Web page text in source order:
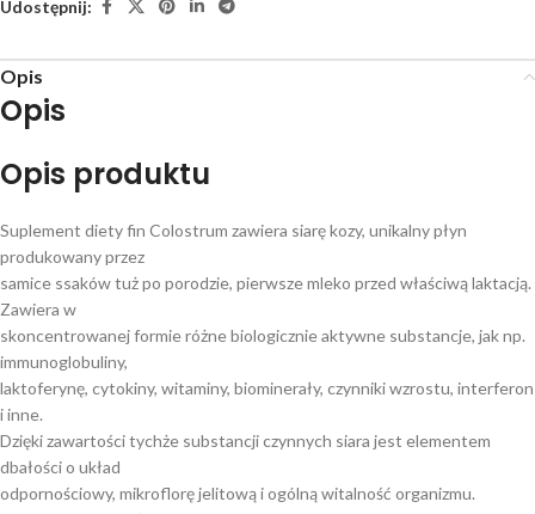
Udostępnij:
Opis
Opis
Opis produktu
Suplement diety fin Colostrum zawiera siarę kozy, unikalny płyn
produkowany przez
samice ssaków tuż po porodzie, pierwsze mleko przed właściwą laktacją.
Zawiera w
skoncentrowanej formie różne biologicznie aktywne substancje, jak np.
immunoglobuliny,
laktoferynę, cytokiny, witaminy, biominerały, czynniki wzrostu, interferon
i inne.
Dzięki zawartości tychże substancji czynnych siara jest elementem
dbałości o układ
odpornościowy, mikroflorę jelitową i ogólną witalność organizmu.